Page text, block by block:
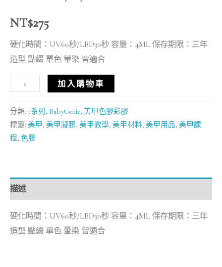
NT$275
硬化時間：UV60秒/LED30秒 容量：4ML 保存期限：三年
造型 點綴 單色 暈染 皆適合
加入購物車
分類: 7系列 , BabyGenie, 美甲色膠彩膠
標籤: 美甲, 美甲凝膠, 美甲教學, 美甲材料, 美甲用品, 美甲課
程, 色膠
描述
硬化時間：UV60秒/LED30秒 容量：4ML 保存期限：三年
造型 點綴 單色 暈染 皆適合